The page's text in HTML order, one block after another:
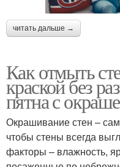
читать дальше →
Как отмыть
краской без
пятна с
Окрашивание стен –
чтобы стены всегда
факторы – влажность,